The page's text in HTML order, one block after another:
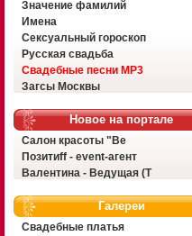
Значение фамилий
Имена
Сексуальный гороскоп
Русская свадьба
Свадебные песни MP3
Загсы Москвы
Новое на портале
Салон красоты "Ве
Позитиff - event-агент
Валентина - Ведущая (Т
Галереи
Свадебные платья